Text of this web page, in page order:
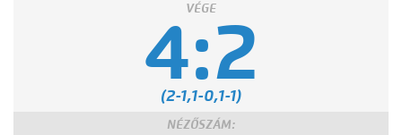
VÉGE
4:2
(2-1,1-0,1-1)
NÉZŐSZÁM: